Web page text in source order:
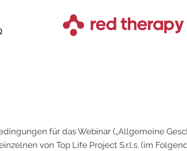
für das Webinar („Allgemeine
von Top Life Project S.r.l.s. (im